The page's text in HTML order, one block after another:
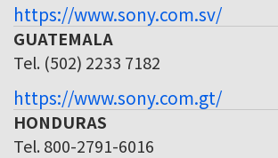
https://www.sony.com.sv/
GUATEMALA
Tel. (502) 2233 7182
https://www.sony.com.gt/
HONDURAS
Tel. 800-2791-6016